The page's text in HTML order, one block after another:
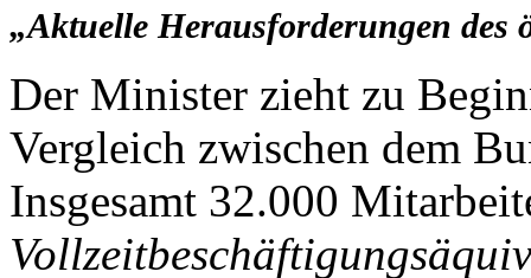
„Aktuelle Herausforderungen des
Der Minister zieht zu
Vergleich zwischen dem
Insgesamt 32.000